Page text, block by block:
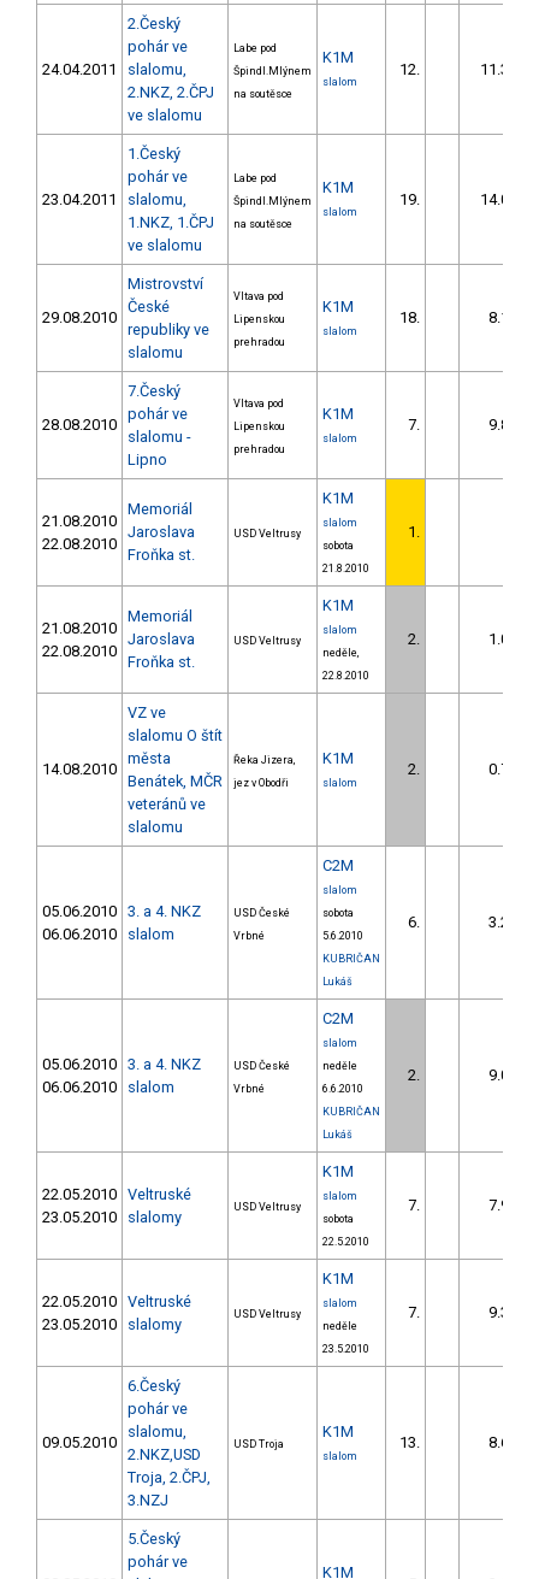
24.04.2011
2.Český
pohár ve
slalomu,
2.NKZ, 2.ČPJ
ve slalomu
Labe pod
Špindl.Mlýnem
na soutěsce
K1M
slalom
12. 11.37
23.04.2011
1.Český
pohár ve
slalomu,
1.NKZ, 1.ČPJ
ve slalomu
Labe pod
Špindl.Mlýnem
na soutěsce
K1M
slalom
19. 14.01
29.08.2010
Mistrovství
České
republiky ve
slalomu
Vltava pod
Lipenskou
prehradou
K1M
slalom
18. 8.14
28.08.2010
7.Český
pohár ve
slalomu -
Lipno
Vltava pod
Lipenskou
prehradou
K1M
slalom
7. 9.88
21.08.2010
22.08.2010
Memoriál
Jaroslava
Froňka st.
USD Veltrusy
K1M
slalom
sobota
21.8.2010
1.
21.08.2010
22.08.2010
Memoriál
Jaroslava
Froňka st.
USD Veltrusy
K1M
slalom
neděle,
22.8.2010
2. 1.07
14.08.2010
VZ ve
slalomu O štít
města
Benátek, MČR
veteránů ve
slalomu
Řeka Jizera,
jez v Obodři
K1M
slalom
2. 0.70
05.06.2010
06.06.2010
3. a 4. NKZ
slalom
USD České
Vrbné
C2M
slalom
sobota
5.6.2010
KUBRIČAN
Lukáš
6. 3.29
05.06.2010
06.06.2010
3. a 4. NKZ
slalom
USD České
Vrbné
C2M
slalom
neděle
6.6.2010
KUBRIČAN
Lukáš
2. 9.02
22.05.2010
23.05.2010
Veltruské
slalomy
USD Veltrusy
K1M
slalom
sobota
22.5.2010
7. 7.97
22.05.2010
23.05.2010
Veltruské
slalomy
USD Veltrusy
K1M
slalom
neděle
23.5.2010
7. 9.30
09.05.2010
6.Český
pohár ve
slalomu,
2.NKZ,USD
Troja, 2.ČPJ,
3.NZJ
USD Troja
K1M
slalom
13. 8.63
5.Český
pohár ve
K1M